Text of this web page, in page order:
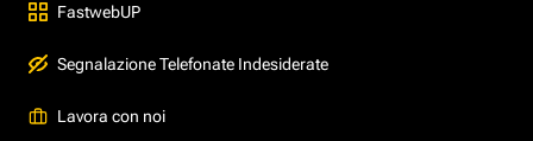
FastwebUP
Segnalazione Telefonate Indesiderate
Lavora con noi